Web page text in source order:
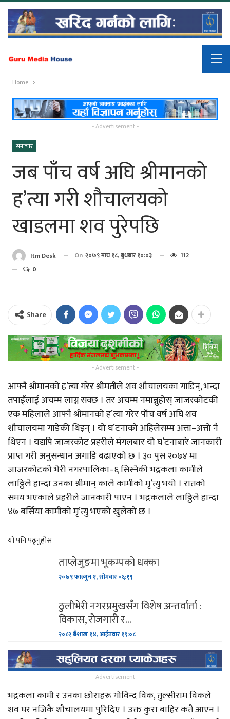
Home
- Advertisement -
समाचार
जब पाँच वर्ष अघि श्रीमानको
ह’त्या गरी शौचालयको
खाडलमा शव पुरेपछि
Itm Desk On २०७९ माघ १८, बुधबार १०:०३
112
0
Share
- Advertisement -
आफ्नै श्रीमानको ह’त्या गरेर श्रीमतीले शव शौचालयका गाडिन्, भन्दा
तपाइँलाई अचम्म लाग्न सक्छ । तर अचम्म नमान्नुहोस् जाजरकोटकी
एक महिलाले आफ्नै श्रीमानको ह’त्या गरेर पाँच वर्ष अघि शव
शौचालयमा गाडेकी थिइन् । यो घ’टनाको अहिलेसम्म अत्ता–अत्तो नै
थिएन । यद्यपि जाजरकोट प्रहरीले मंगलबार यो घ’टनाबारे जानकारी
प्राप्त गरी अनुसन्धान अगाडि बढाएको छ । ३० पुस २०७४ मा
जाजरकोटको भेरी नगरपालिका–६ सिस्नेकी भद्रकला कामीले
लाठ्ठिले हान्दा उनका श्रीमान् काले कामीको मृ’त्यु भयो । रातको
समय भएकाले प्रहरीले जानकारी पाएन । भद्रकलाले लाठ्ठिले हान्दा
४७ बर्सिया कामीको मृ’त्यु भएको खुलेको छ ।
यो पनि पढ्नुहोस
ताप्लेजुङमा भूकम्पको धक्का
२०७९ फाल्गुन १, सोमबार ०६:१९
ठुलीभेरी नगरप्रमुखसँग विशेष अन्तर्वार्ता :
विकास, रोजगारी र…
२०८२ बैशाख १४, आईतवार १९:०८
- Advertisement -
भद्रकला कामी र उनका छोराहरू गोविन्द विक, तुल्सीराम विकले
शव घर नजिकै शौचालयमा पुरिदिए । उक्त कुरा बाहिर कतै आएन ।